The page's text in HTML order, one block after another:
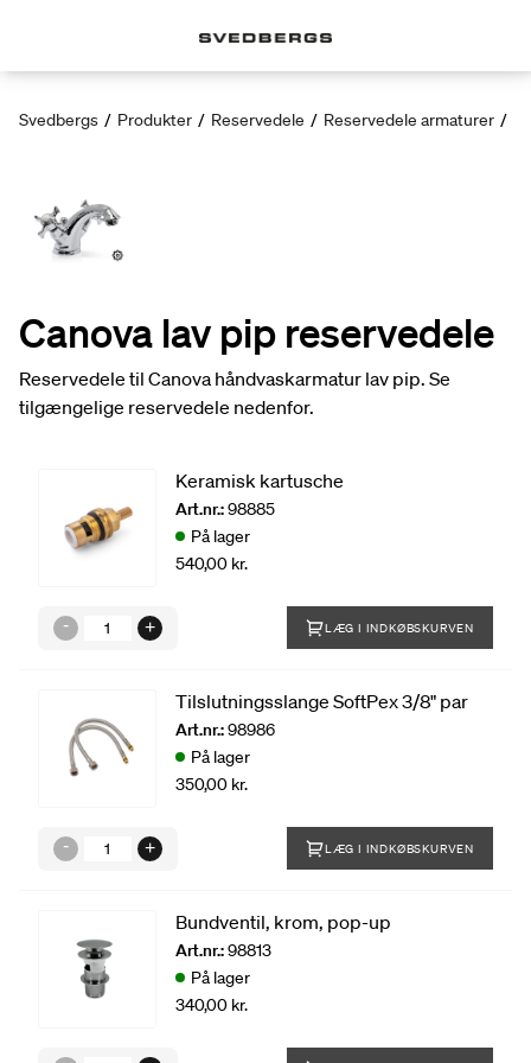
Svedbergs / Produkter / Reservedele / Reservedele armaturer /
Canova lav pip reservedele
Reservedele til Canova håndvaskarmatur lav pip. Se
tilgængelige reservedele nedenfor.
Keramisk kartusche
Art.nr.:98885
På lager
540,00 kr.
LÆG I INDKØBSKURVEN
Tilslutningsslange SoftPex 3/8" par
Art.nr.:98986
På lager
350,00 kr.
LÆG I INDKØBSKURVEN
Bundventil, krom, pop-up
Art.nr.:98813
På lager
340,00 kr.